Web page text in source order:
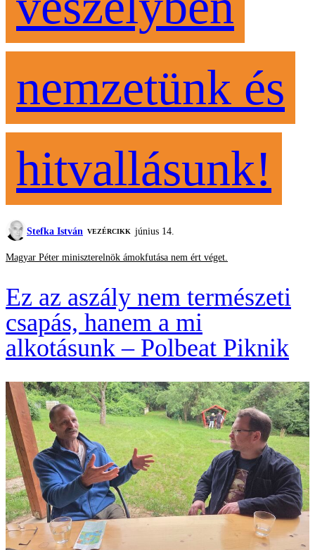
nemzetünk és
hitvallásunk!
Stefka István VEZÉRCIKK június 14.
Magyar Péter miniszterelnök ámokfutása nem ért véget.
Ez az aszály nem természeti
csapás, hanem a mi
alkotásunk – Polbeat Piknik